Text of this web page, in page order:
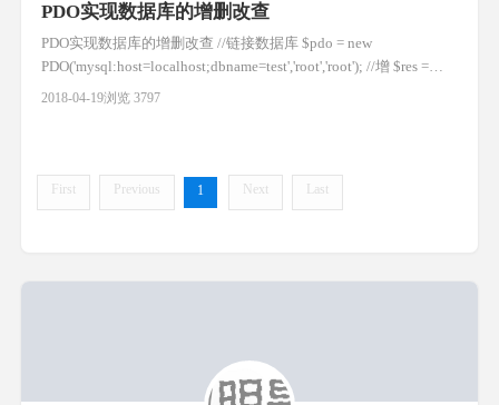
PDO实现数据库的增删改查
PDO实现数据库的增删改查 //链接数据库 $pdo = new
PDO('mysql:host=localhost;dbname=test','root','root'); //增 $res =
$pdo->exec("insert into user(name) values('测试1')"); if($res){ echo
2018-04-19浏览 3797
First Previous 1 Next Last